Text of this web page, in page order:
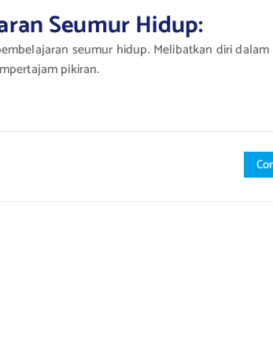
Seumur Hidup:
seumur hidup. Melibatkan diri dalam
pikiran.